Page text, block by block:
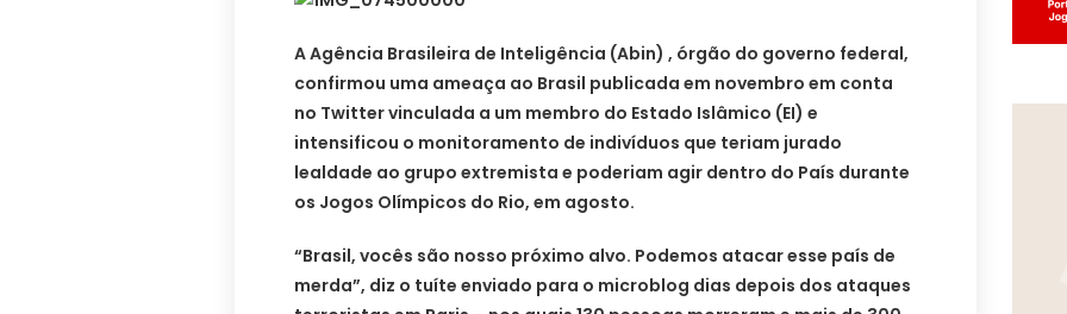
A Agência Brasileira de Inteligência (Abin) , órgão do governo federal,
confirmou uma ameaça ao Brasil publicada em novembro em conta
no Twitter vinculada a um membro do Estado Islâmico (EI) e
intensificou o monitoramento de indivíduos que teriam jurado
lealdade ao grupo extremista e poderiam agir dentro do País durante
os Jogos Olímpicos do Rio, em agosto.
“Brasil, vocês são nosso próximo alvo. Podemos atacar esse país de
merda”, diz o tuíte enviado para o microblog dias depois dos ataques